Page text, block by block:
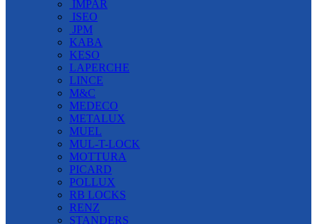
IMPAR
ISEO
JPM
KABA
KESO
LAPERCHE
LINCE
M&C
MEDECO
METALUX
MUEL
MUL-T-LOCK
MOTTURA
PICARD
POLLUX
RB LOCKS
RENZ
STANDERS